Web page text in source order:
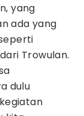
yang
ada yang
Trowulan.
dulu